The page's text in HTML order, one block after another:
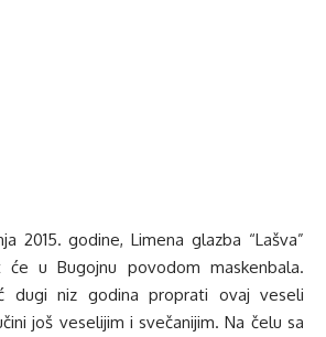
2015. godine, Limena glazba “Lašva”
će u Bugojnu povodom maskenbala.
dugi niz godina proprati ovaj veseli
još veselijim i svečanijim. Na čelu sa